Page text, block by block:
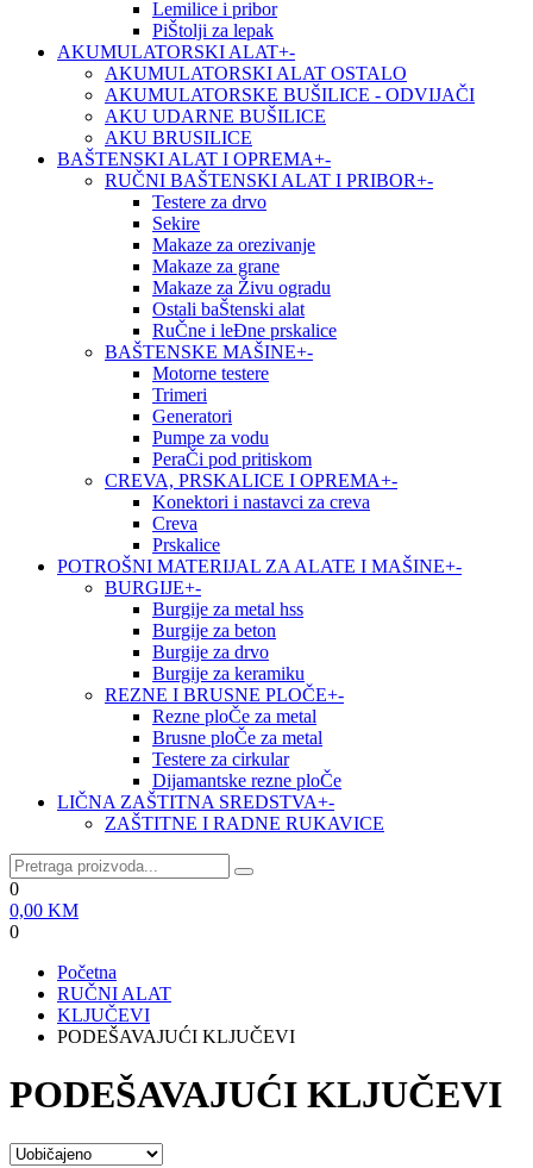
Lemilice i pribor
PiŠtolji za lepak
AKUMULATORSKI ALAT+-
AKUMULATORSKI ALAT OSTALO
AKUMULATORSKE BUŠILICE - ODVIJAČI
AKU UDARNE BUŠILICE
AKU BRUSILICE
BAŠTENSKI ALAT I OPREMA+-
RUČNI BAŠTENSKI ALAT I PRIBOR+-
Testere za drvo
Sekire
Makaze za orezivanje
Makaze za grane
Makaze za Živu ogradu
Ostali baŠtenski alat
RuČne i leĐne prskalice
BAŠTENSKE MAŠINE+-
Motorne testere
Trimeri
Generatori
Pumpe za vodu
PeraČi pod pritiskom
CREVA, PRSKALICE I OPREMA+-
Konektori i nastavci za creva
Creva
Prskalice
POTROŠNI MATERIJAL ZA ALATE I MAŠINE+-
BURGIJE+-
Burgije za metal hss
Burgije za beton
Burgije za drvo
Burgije za keramiku
REZNE I BRUSNE PLOČE+-
Rezne ploČe za metal
Brusne ploČe za metal
Testere za cirkular
Dijamantske rezne ploČe
LIČNA ZAŠTITNA SREDSTVA+-
ZAŠTITNE I RADNE RUKAVICE
0
0,00 KM
0
Početna
RUČNI ALAT
KLJUČEVI
PODEŠAVAJUĆI KLJUČEVI
PODEŠAVAJUĆI KLJUČEVI